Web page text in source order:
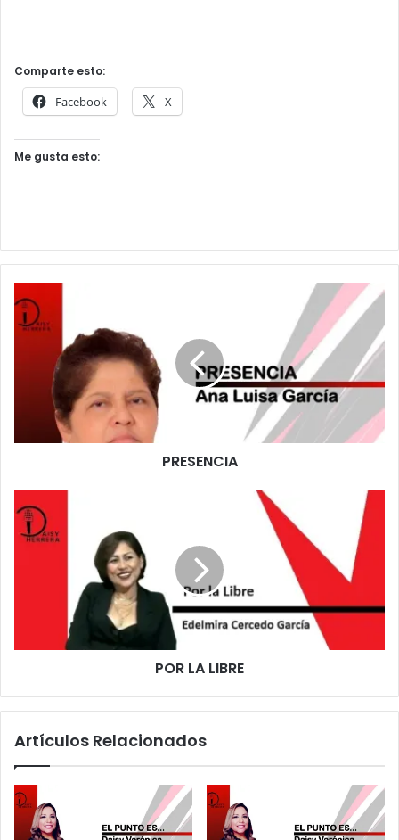
Comparte esto:
Facebook X
Me gusta esto:
PRESENCIA
POR LA LIBRE
Artículos Relacionados